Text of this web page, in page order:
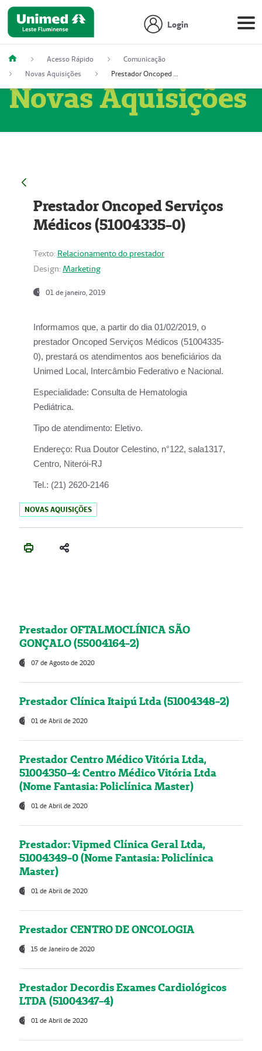
Login
Acesso Rápido
Comunicação
Novas Aquisições
Prestador Oncoped Serviços Médicos (51004335-0)
Novas Aquisições
Prestador Oncoped Serviços
Médicos (51004335-0)
Texto: Relacionamento do prestador
Design: Marketing
01 de janeiro, 2019
Informamos que, a partir do dia 01/02/2019, o
prestador Oncoped Serviços Médicos (51004335-
0), prestará os atendimentos aos beneficiários da
Unimed Local, Intercâmbio Federativo e Nacional.
Especialidade: Consulta de Hematologia
Pediátrica.
Tipo de atendimento: Eletivo.
Endereço: Rua Doutor Celestino, n°122, sala1317,
Centro, Niterói-RJ
Tel.: (21) 2620-2146
NOVAS AQUISIÇÕES
Prestador OFTALMOCLÍNICA SÃO
GONÇALO (55004164-2)
07 de Agosto de 2020
Prestador Clínica Itaipú Ltda (51004348-2)
01 de Abril de 2020
Prestador Centro Médico Vitória Ltda,
51004350-4: Centro Médico Vitória Ltda
(Nome Fantasia: Policlínica Master)
01 de Abril de 2020
Prestador: Vipmed Clínica Geral Ltda,
51004349-0 (Nome Fantasia: Policlínica
Master)
01 de Abril de 2020
Prestador CENTRO DE ONCOLOGIA
15 de Janeiro de 2020
Prestador Decordis Exames Cardiológicos
LTDA (51004347-4)
01 de Abril de 2020